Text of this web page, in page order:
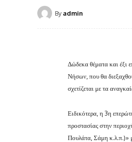
By admin
Δώδεκα θέματα και έξι
Νήσων, που θα
σχετίζεται με τα
Ειδικότερα, η 3η
προστασίας στην
Πουλάτα, Σάμη κ.λ.π.)»